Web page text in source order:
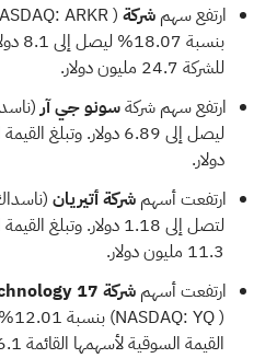
ارتفع سهم شركة Ark Restaurants ARKR)
للشركة 24.7 مليون دولار.
ارتفع سهم شركةسونو جي آر
دولار.
ارتفعت أسهم شركة أتيريان
لتصل إلى 1.18 دولار.
11.3 مليون دولار.
ارتفعت أسهم شركة 17 Education & Technology
(NASDAQ:YQ
القيمة السوقية لأسهمها القائمة 16.1 مليون دولار.